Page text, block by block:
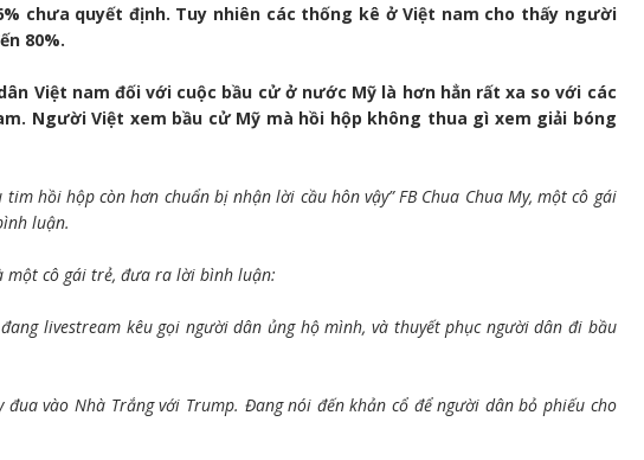
chưa quyết định. Tuy nhiên các thống kê ở Việt nam cho thấy người
80%.
Việt nam đối với cuộc bầu cử ở nước Mỹ là hơn hẳn rất xa so với các
Người Việt xem bầu cử Mỹ mà hồi hộp không thua gì xem giải bóng
hồi hộp còn hơn chuẩn bị nhận lời cầu hôn vậy”FB Chua Chua My, một cô gái
luận.
một cô gái trẻ, đưa ra lời bình luận:
đang livestream kêu gọi người dân ủng hộ mình, và thuyết phục người dân đi bầu
đua vào Nhà Trắng với Trump. Đang nói đến khản cổ để người dân bỏ phiếu cho